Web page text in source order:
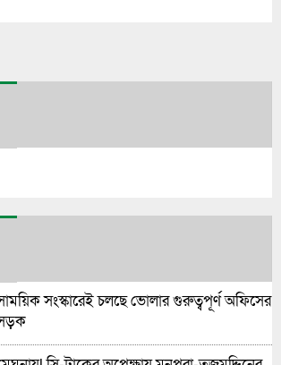
সংস্কারেই চলছে ভোলার গুরুত্বপূর্ণ অফিসের